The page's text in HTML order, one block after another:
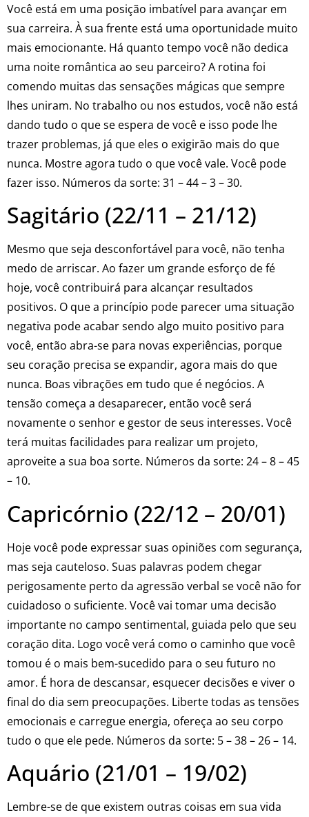
Você está em uma posição imbatível para avançar em
sua carreira. À sua frente está uma oportunidade muito
mais emocionante. Há quanto tempo você não dedica
uma noite romântica ao seu parceiro? A rotina foi
comendo muitas das sensações mágicas que sempre
lhes uniram. No trabalho ou nos estudos, você não está
dando tudo o que se espera de você e isso pode lhe
trazer problemas, já que eles o exigirão mais do que
nunca. Mostre agora tudo o que você vale. Você pode
fazer isso. Números da sorte: 31 – 44 – 3 – 30.
Sagitário (22/11 – 21/12)
Mesmo que seja desconfortável para você, não tenha
medo de arriscar. Ao fazer um grande esforço de fé
hoje, você contribuirá para alcançar resultados
positivos. O que a princípio pode parecer uma situação
negativa pode acabar sendo algo muito positivo para
você, então abra-se para novas experiências, porque
seu coração precisa se expandir, agora mais do que
nunca. Boas vibrações em tudo que é negócios. A
tensão começa a desaparecer, então você será
novamente o senhor e gestor de seus interesses. Você
terá muitas facilidades para realizar um projeto,
aproveite a sua boa sorte. Números da sorte: 24 – 8 – 45
– 10.
Capricórnio (22/12 – 20/01)
Hoje você pode expressar suas opiniões com segurança,
mas seja cauteloso. Suas palavras podem chegar
perigosamente perto da agressão verbal se você não for
cuidadoso o suficiente. Você vai tomar uma decisão
importante no campo sentimental, guiada pelo que seu
coração dita. Logo você verá como o caminho que você
tomou é o mais bem-sucedido para o seu futuro no
amor. É hora de descansar, esquecer decisões e viver o
final do dia sem preocupações. Liberte todas as tensões
emocionais e carregue energia, ofereça ao seu corpo
tudo o que ele pede. Números da sorte: 5 – 38 – 26 – 14.
Aquário (21/01 – 19/02)
Lembre-se de que existem outras coisas em sua vida